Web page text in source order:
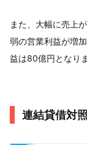
また、大幅に売上
弱の営業利益が増
益は80億円となり
連結貸借対